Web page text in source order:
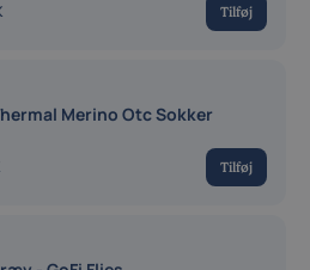
Tilføj
Merino Otc Sokker
Tilføj